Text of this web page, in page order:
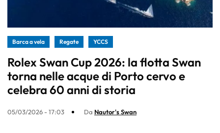
Barca a vela Regate YCCS
Rolex Swan Cup 2026: la flotta Swan
torna nelle acque di Porto cervo e
celebra 60 anni di storia
05/03/2026 - 17:03 Da Nautor's Swan